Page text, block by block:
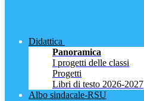
Didattica
Panoramica
I progetti delle classi
Progetti
Libri di testo 2026-2027
Albo sindacale-RSU